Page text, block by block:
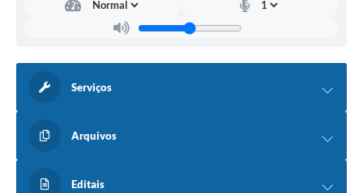
Serviços
Arquivos
Editais